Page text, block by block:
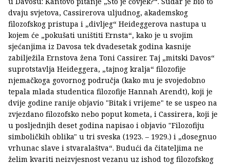
dvaju svjetova, Cassirerova uljudnog, akademskog
filozofskog pristupa i „divljeg“ Heideggerova nastupa u
kojem će „pokušati uništiti Ernsta“, kako je u svojim
sjećanjima iz Davosa tek dvadesetak godina kasnije
zabilježila Ernstova žena Toni Cassirer. Taj „mitski Davos“
suprotstavlja Heideggera, „tajnog kralja“ filozofije
njemačkoga govornog područja (kako mu je svojedobno
tepala mlada studentica filozofije Hannah Arendt), koji je
dvije godine ranije objavio "Bitak i vrijeme" te se uspeo na
zvjezdano filozofsko nebo poput kometa, i Cassirera, koji je
u posljednjih deset godina napisao i objavio "Filozofiju
simboličkih oblika" u tri sveska (1923. – 1929.) i „dosegnuo
vrhunac slave i stvaralaštva“. Budući da čitateljima ne
želim kvariti neizvjesnost vezanu uz ishod tog filozofskog